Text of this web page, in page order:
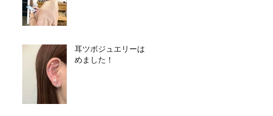
耳ツボジュエリーはじ
めました！